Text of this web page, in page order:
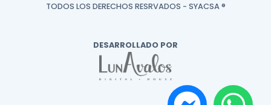
TODOS LOS DERECHOS RESRVADOS - SYACSA ®
DESARROLLADO POR